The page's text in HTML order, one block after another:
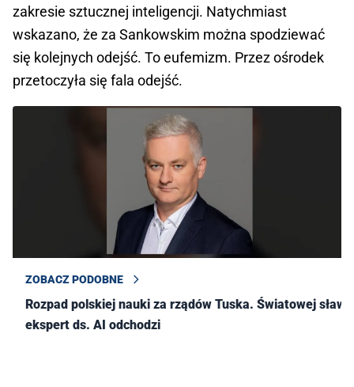
zakresie sztucznej inteligencji. Natychmiast
wskazano, że za Sankowskim można spodziewać
się kolejnych odejść. To eufemizm. Przez ośrodek
przetoczyła się fala odejść.
ZOBACZ PODOBNE
Rozpad polskiej nauki za rządów Tuska. Światowej sławy
ekspert ds. AI odchodzi